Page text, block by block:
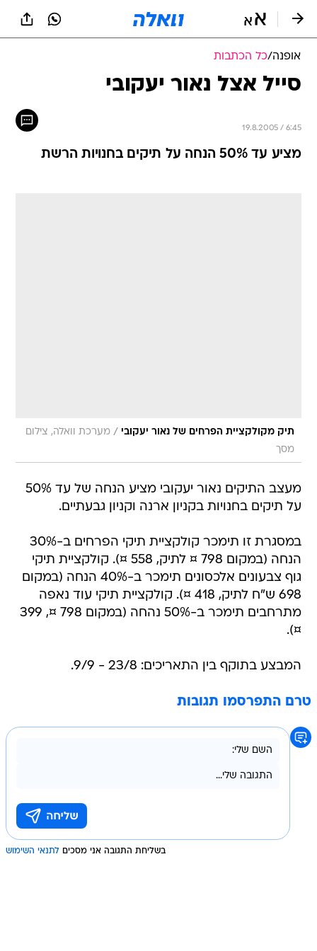
אופנה/כל הכתבות
סייל אצל נאור יעקובי
19.8.2005 / 6:45
מציע עד 50% הנחה על תיקים בחנויות הרשת
תיק מקולקציית הפרחים של נאור יעקובי / מערכת וואלה, צילום
מסך
מעצב התיקים נאור יעקובי מציע הנחה של עד 50%
על תיקים בחנויות בקניון ארנה וקניון גבעתיים.
במסגרת זו תימכר קולקציית תיקי הפרחים ב-30%
הנחה (במקום 798 ¤ לתיק, 558 ¤). קולקציית תיקי
גוף צבעונים אלכסונים תימכר ב-40% הנחה (במקום
698 ש"ח לתיק, 418 ¤). קולקציית תיקי עוד נאפה
מתרחבים תימכר ב-50% נהחה (במקום 798 ¤, 399
¤).
המבצע בתוקף בין התאריכים: 23/8 - 9/9.
טרם התפרסמו תגובות
בשליחת התגובה אני מסכים לתנאי השימוש